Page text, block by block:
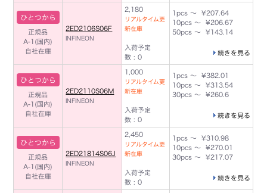
ひとつから
正規品
A-1(国内)
自社在庫
2ED2106S06F
INFINEON
2,180
リアルタイム更
新在庫
入荷予定
数 : 0
1pcs ～ ¥207.64
10pcs ～ ¥206.67
50pcs ～ ¥143.14
続きを見る
ひとつから
正規品
A-1(国内)
自社在庫
2ED2110S06M
INFINEON
1,000
リアルタイム更
新在庫
入荷予定
数 : 0
1pcs ～ ¥382.01
10pcs ～ ¥313.54
30pcs ～ ¥260.6
続きを見る
ひとつから
正規品
A-1(国内)
自社在庫
2ED21814S06J
INFINEON
2,450
リアルタイム更
新在庫
入荷予定
数 : 0
1pcs ～ ¥310.98
10pcs ～ ¥270.01
30pcs ～ ¥217.07
続きを見る